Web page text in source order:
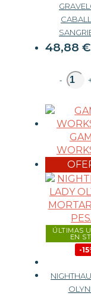
48,88 €
-
ÚLTIMAS
EN
-